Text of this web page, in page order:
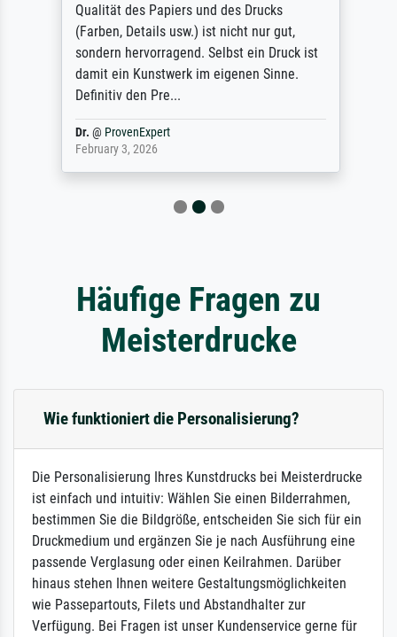
Qualität des Papiers und des Drucks
(Farben, Details usw.) ist nicht nur gut,
sondern hervorragend. Selbst ein Druck ist
damit ein Kunstwerk im eigenen Sinne.
Definitiv den Pre...
Dr.@ ProvenExpert
February 3, 2026
Häufige Fragen zu
Meisterdrucke
Wie funktioniert die Personalisierung?
Die Personalisierung Ihres Kunstdrucks bei Meisterdrucke
ist einfach und intuitiv: Wählen Sie einen Bilderrahmen,
bestimmen Sie die Bildgröße, entscheiden Sie sich für ein
Druckmedium und ergänzen Sie je nach Ausführung eine
passende Verglasung oder einen Keilrahmen. Darüber
hinaus stehen Ihnen weitere Gestaltungsmöglichkeiten
wie Passepartouts, Filets und Abstandhalter zur
Verfügung. Bei Fragen ist unser Kundenservice gerne für